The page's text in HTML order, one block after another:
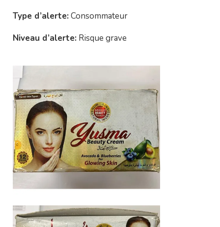
Type d’alerte: Consommateur
Niveau d’alerte: Risque grave